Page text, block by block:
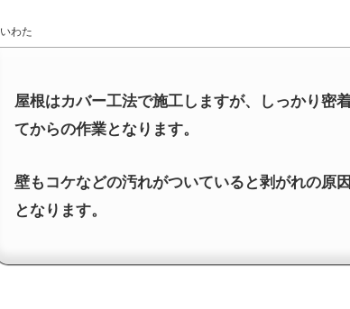
いわた
屋根はカバー工法で施工しますが、しっかり密
てからの作業となります。
壁もコケなどの汚れがついていると剥がれの原
となります。